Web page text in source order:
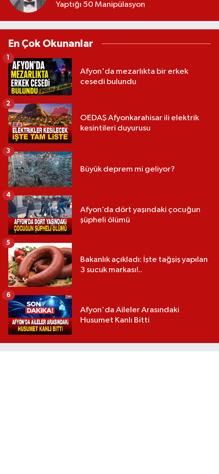
Yaptığı 50 Manipülasyon
En Çok Okunanlar
Afyon'da mezarlıkta bir erkek
cesedi bulundu
1
OEDAŞ Afyonkarahisar ili elektrik
kesintileri duyurusu
2
Büyük deprem mi geliyor?
3
Afyon’da dört yaşındaki çocuğun
şüpheli ölümü
4
Bakanlık açıkladı: İşte tağşiş yapılan
3 sucuk markası!..
5
Afyon'da Aileler Arasındaki
Husumet Kanlı Bitti
6